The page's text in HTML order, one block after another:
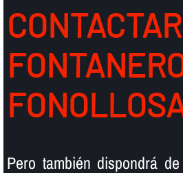
Pero también dispondrá